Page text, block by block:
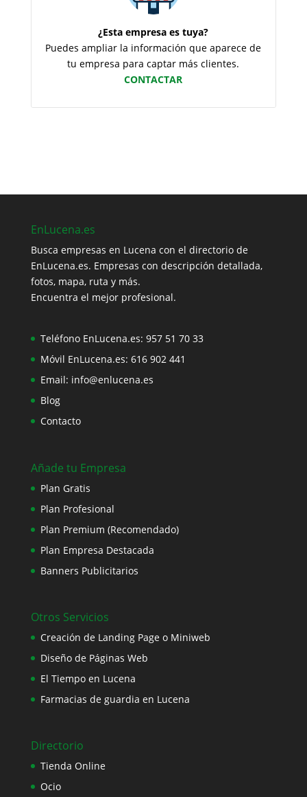
¿Esta empresa es tuya?
Puedes ampliar la información que aparece de
tu empresa para captar más clientes.
CONTACTAR
EnLucena.es
Busca empresas en Lucena con el directorio de
EnLucena.es. Empresas con descripción detallada,
fotos, mapa, ruta y más.
Encuentra el mejor profesional.
Teléfono EnLucena.es: 957 51 70 33
Móvil EnLucena.es: 616 902 441
Email: info@enlucena.es
Blog
Contacto
Añade tu Empresa
Plan Gratis
Plan Profesional
Plan Premium (Recomendado)
Plan Empresa Destacada
Banners Publicitarios
Otros Servicios
Creación de Landing Page o Miniweb
Diseño de Páginas Web
El Tiempo en Lucena
Farmacias de guardia en Lucena
Directorio
Tienda Online
Ocio